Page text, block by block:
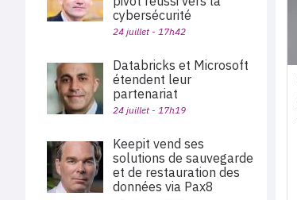
cybersécurité
24 juillet - 17h42
Databricks et Microsoft
étendent leur
partenariat
24 juillet - 17h19
Keepit vend ses
solutions de sauvegarde
et de restauration des
données via Pax8